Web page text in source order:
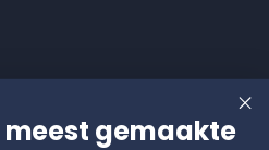
meest gemaakte